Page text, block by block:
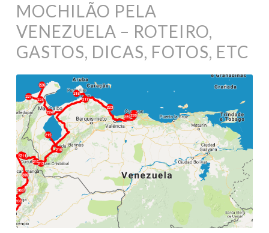
MOCHILÃO PELA
VENEZUELA – ROTEIRO,
GASTOS, DICAS, FOTOS, ETC